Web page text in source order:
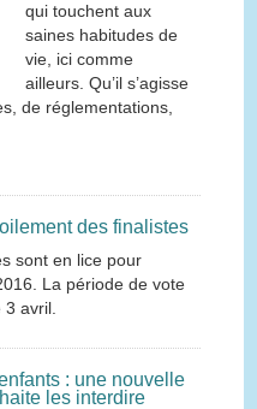
qui touchent aux
saines habitudes de
vie, ici comme
ailleurs. Qu’il s’agisse
de réglementations,
des finalistes
sont en lice pour
La période de vote
avril.
: une nouvelle
les interdire